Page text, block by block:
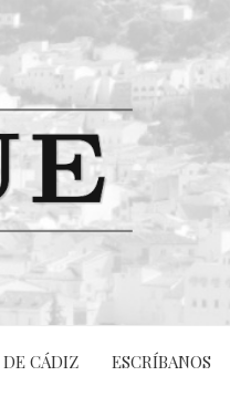
DE CÁDIZ ESCRÍBANOS